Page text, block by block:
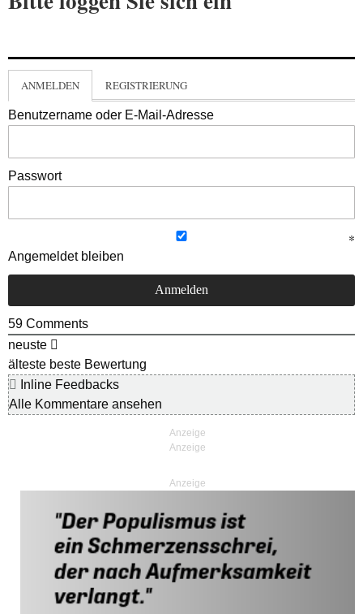
ANMELDEN REGISTRIERUNG
Benutzername oder E-Mail-Adresse
Passwort
Angemeldet bleiben
59 Comments
neuste
älteste beste Bewertung
Inline Feedbacks
Alle Kommentare ansehen
Anzeige